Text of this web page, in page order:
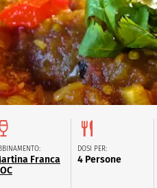
Pasqua
San Valentino
Franca
DOSI PER:
4 Persone